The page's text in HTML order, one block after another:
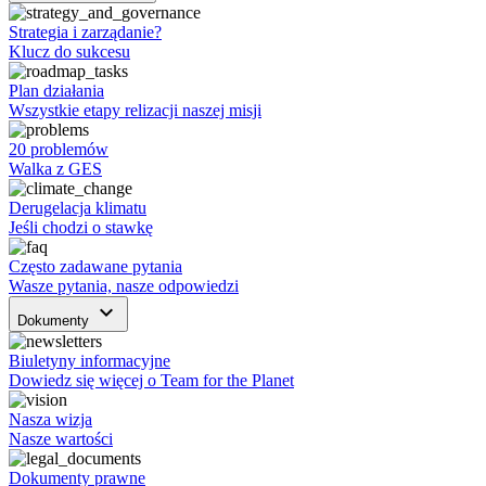
Strategia i zarządanie?
Klucz do sukcesu
Plan działania
Wszystkie etapy relizacji naszej misji
20 problemów
Walka z GES
Derugelacja klimatu
Jeśli chodzi o stawkę
Często zadawane pytania
Wasze pytania, nasze odpowiedzi
Dokumenty keyboard_arrow_down
Biuletyny informacyjne
Dowiedz się więcej o Team for the Planet
Nasza wizja
Nasze wartości
Dokumenty prawne